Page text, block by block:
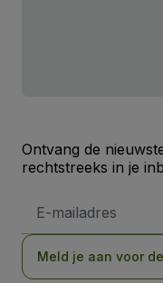
Ontvang de
rechtstreeks in je
mailadres
Meld je aan voor